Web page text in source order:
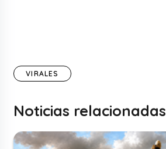
VIRALES
Noticias relacionadas